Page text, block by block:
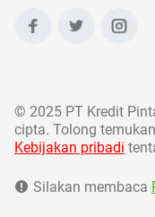
© 2025 PT Kredit
cipta. Tolong temukan
Kebijakan pribadi
Silakan membaca